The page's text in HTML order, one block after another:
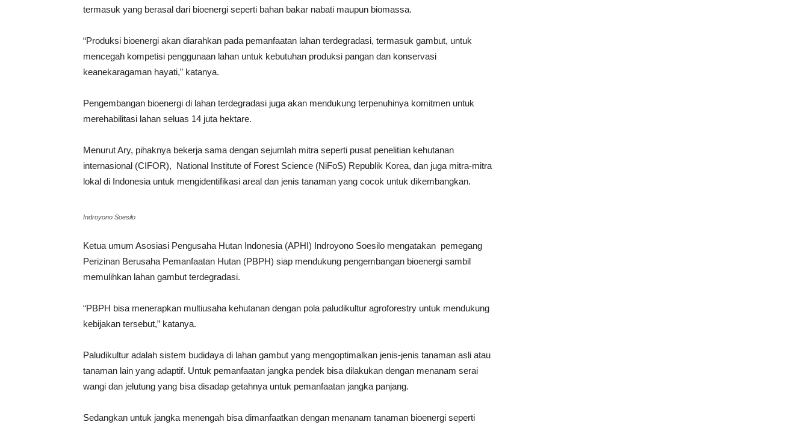
termasuk yang berasal dari bioenergi seperti bahan bakar nabati maupun biomassa.
“Produksi bioenergi akan diarahkan pada pemanfaatan lahan terdegradasi, termasuk gambut, untuk
mencegah kompetisi penggunaan lahan untuk kebutuhan produksi pangan dan konservasi
keanekaragaman hayati,” katanya.
Pengembangan bioenergi di lahan terdegradasi juga akan mendukung terpenuhinya komitmen untuk
merehabilitasi lahan seluas 14 juta hektare.
Menurut Ary, pihaknya bekerja sama dengan sejumlah mitra seperti pusat penelitian kehutanan
internasional (CIFOR), National Institute of Forest Science (NiFoS) Republik Korea, dan juga mitra-mitra
lokal di Indonesia untuk mengidentifikasi areal dan jenis tanaman yang cocok untuk dikembangkan.
Indroyono Soesilo
Ketua umum Asosiasi Pengusaha Hutan Indonesia (APHI) Indroyono Soesilo mengatakan pemegang
Perizinan Berusaha Pemanfaatan Hutan (PBPH) siap mendukung pengembangan bioenergi sambil
memulihkan lahan gambut terdegradasi.
“PBPH bisa menerapkan multiusaha kehutanan dengan pola paludikultur agroforestry untuk mendukung
kebijakan tersebut,” katanya.
Paludikultur adalah sistem budidaya di lahan gambut yang mengoptimalkan jenis-jenis tanaman asli atau
tanaman lain yang adaptif. Untuk pemanfaatan jangka pendek bisa dilakukan dengan menanam serai
wangi dan jelutung yang bisa disadap getahnya untuk pemanfaatan jangka panjang.
Sedangkan untuk jangka menengah bisa dimanfaatkan dengan menanam tanaman bioenergi seperti